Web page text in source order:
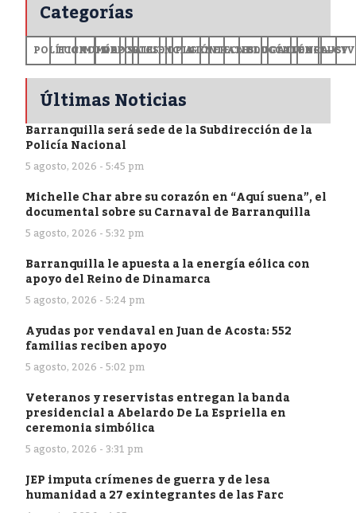
Categorías
POLÍTICA
ECONOMÍA
MUNDODEPORTES
SALUDCIENCIA
OPINIÓN
GENERALES
TECNOLOGÍA
EDUCACIÓN
CULTURA+CV
Últimas Noticias
Barranquilla será sede de la Subdirección de la
Policía Nacional
5 agosto, 2026 - 5:45 pm
Michelle Char abre su corazón en “Aquí suena”, el
documental sobre su Carnaval de Barranquilla
5 agosto, 2026 - 5:32 pm
Barranquilla le apuesta a la energía eólica con
apoyo del Reino de Dinamarca
5 agosto, 2026 - 5:24 pm
Ayudas por vendaval en Juan de Acosta: 552
familias reciben apoyo
5 agosto, 2026 - 5:02 pm
Veteranos y reservistas entregan la banda
presidencial a Abelardo De La Espriella en
ceremonia simbólica
5 agosto, 2026 - 3:31 pm
JEP imputa crímenes de guerra y de lesa
humanidad a 27 exintegrantes de las Farc